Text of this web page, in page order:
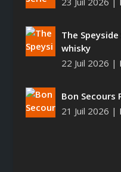
The
whisky
22 Juil 2026 |
Bon Secours
21 Juil 2026 |